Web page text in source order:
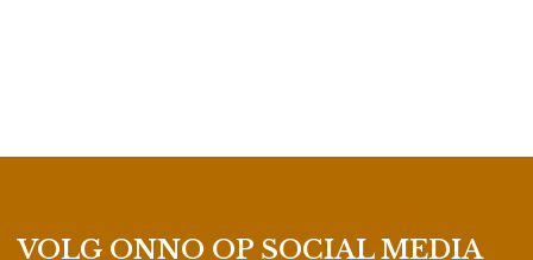
VOLG ONNO OP SOCIAL MEDIA